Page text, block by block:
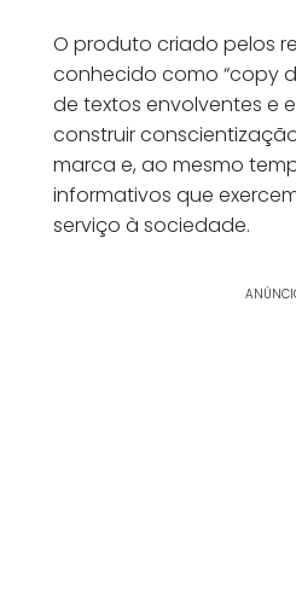
O produto criado pelos
conhecido como “copy
de textos envolventes e
construir
marca e, ao mesmo
informativos que
serviço à sociedade.